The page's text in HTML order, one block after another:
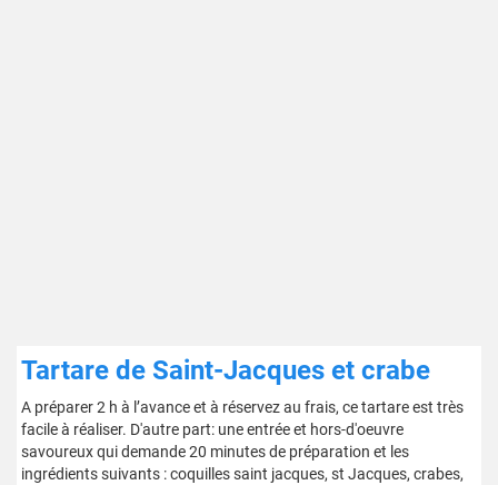
Tartare de Saint-Jacques et crabe
A préparer 2 h à l’avance et à réservez au frais, ce tartare est très
facile à réaliser. D'autre part: une entrée et hors-d'oeuvre
savoureux qui demande 20 minutes de préparation et les
ingrédients suivants : coquilles saint jacques, st Jacques, crabes,